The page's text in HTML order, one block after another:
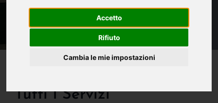
Accetto
Rifiuto
Cambia le mie impostazioni
Tutti I Servizi